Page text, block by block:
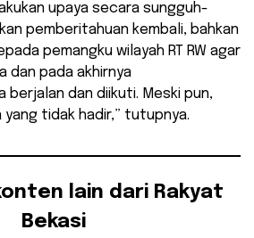
upaya secara sungguh-
pemberitahuan kembali, bahkan
pemangku wilayah RT RW agar
dan pada akhirnya
berjalan dan diikuti. Meski pun,
tidak hadir,” tutupnya.
lain dari Rakyat
Bekasi